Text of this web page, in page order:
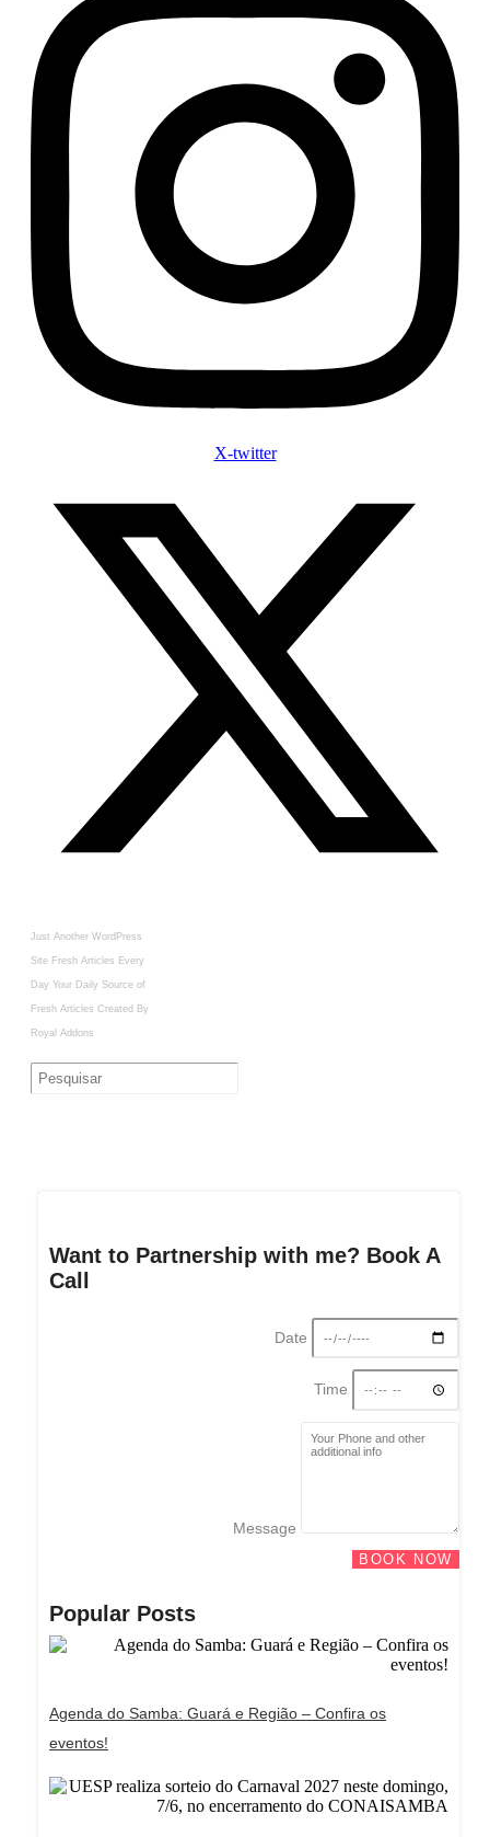
X-twitter
Just Another WordPress
Site Fresh Articles Every
Day Your Daily Source of
Fresh Articles Created By
Royal Addons
Want to Partnership with me? Book A
Call
Date
Time
Message
BOOK NOW
Popular Posts
Agenda do Samba: Guará e Região – Confira os
eventos!